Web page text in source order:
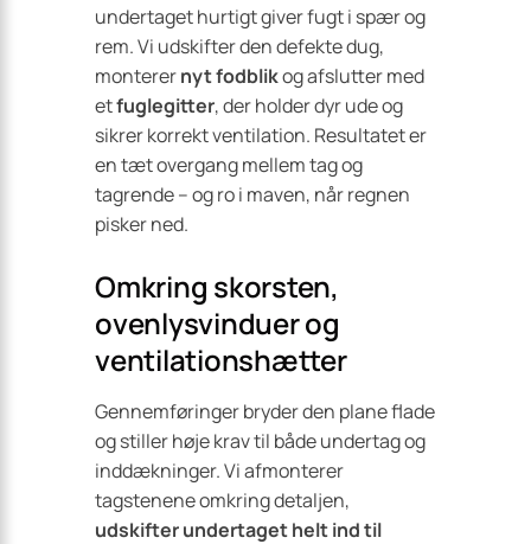
undertaget hurtigt giver fugt i spær og
rem. Vi udskifter den defekte dug,
monterernyt fodblikog afslutter med
etfuglegitter, der holder dyr ude og
sikrer korrekt ventilation. Resultatet er
en tæt overgang mellem tag og
tagrende – og ro i maven, når regnen
pisker ned.
Omkring skorsten,
ovenlysvinduer og
ventilationshætter
Gennemføringer bryder den plane flade
og stiller høje krav til både undertag og
inddækninger. Vi afmonterer
tagstenene omkring detaljen,
udskifter undertaget helt ind til